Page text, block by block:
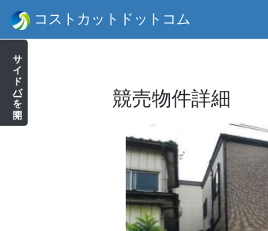
コストカットドットコム
サイドバーを開く 競売物件詳細